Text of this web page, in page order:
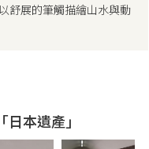
舒展的筆觸描繪山水與動
本遺產」